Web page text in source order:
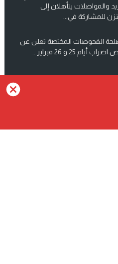
والمواصلات يتأهلان إلى
للمشاركة في...
الفحوصات المختصة تعلن عن
أيام 25 و 26 فبراير...